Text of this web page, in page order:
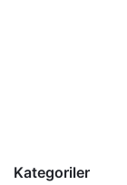
Kategoriler